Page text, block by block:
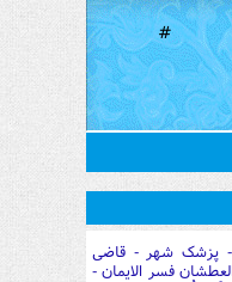
#
- پزشک شهر - قاضی
فسر الایمان -